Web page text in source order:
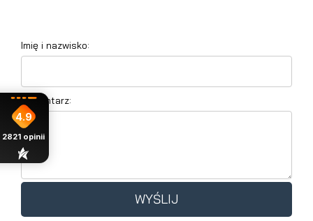
Imię i nazwisko:
Komentarz:
WYŚLIJ
4.9
2821 opinii